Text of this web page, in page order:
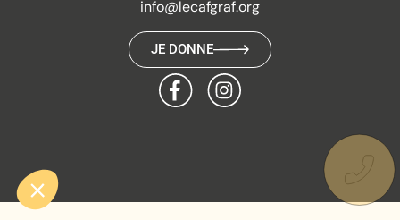
info@lecafgraf.org
JE DONNE